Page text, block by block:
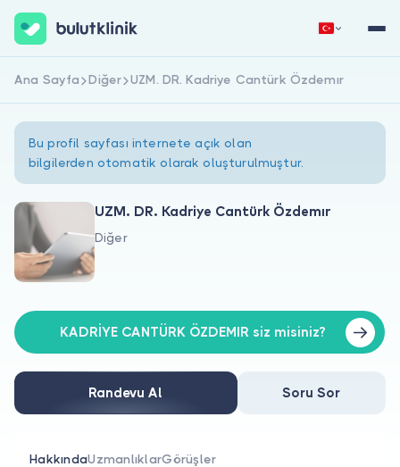
Hakkımızda
Doktorlar için
Doktor musunuz?
Hemen Kaydol Giriş Yap
Ana Sayfa Diğer UZM. DR. Kadriye Cantürk Özdemır
Bu profil sayfası internete açık olan
bilgilerden otomatik olarak oluşturulmuştur.
UZM. DR. Kadriye Cantürk Özdemır
Diğer
KADRİYE CANTÜRK ÖZDEMIR siz misiniz?
Randevu Al Soru Sor
HakkındaUzmanlıklarGörüşler